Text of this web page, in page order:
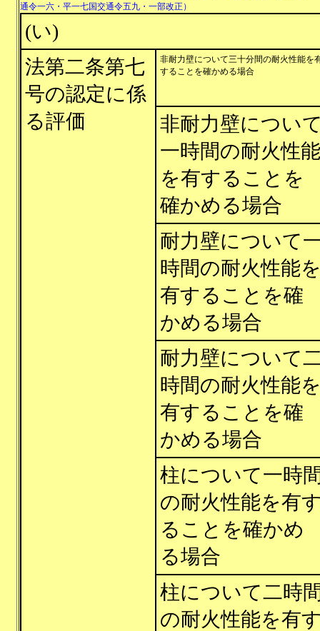
通令一六・平一七国交通令五九・一部改正）
(い)
法第二条第七
号の認定に係
る評価
非耐力壁について三十分間の耐火性能を
することを確かめる場合
非耐力壁につい
一時間の耐火性能
を有することを
確かめる場合
耐力壁について
時間の耐火性能
有することを確
かめる場合
耐力壁について
時間の耐火性能
有することを確
かめる場合
柱について一時
の耐火性能を有
ることを確かめ
る場合
柱について二時
の耐火性能を有